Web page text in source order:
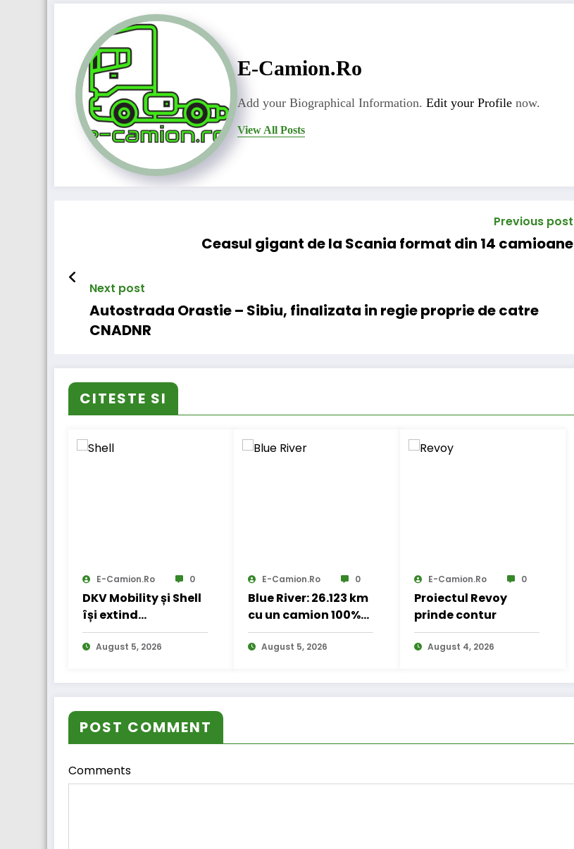
E-Camion.ro
Add your Biographical Information. Edit your Profile now.
View All Posts
Previous post
Ceasul gigant de la Scania format din 14 camioane
Next post
Autostrada Orastie – Sibiu, finalizata in regie proprie de catre
CNADNR
CITESTE SI
E-Camion.ro 0
DKV Mobility și Shell
își extind
parteneriatul
european
August 5, 2026
E-Camion.ro 0
Blue River: 26.123 km
cu un camion 100%
electric în transport
internațional
August 5, 2026
E-Camion.ro 0
Proiectul Revoy
prinde contur
August 4, 2026
POST COMMENT
Comments